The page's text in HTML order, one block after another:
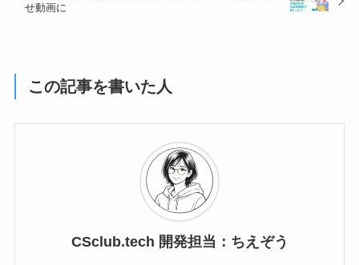
せ動画に
この記事を書いた人
CSclub.tech 開発担当：ちえぞう